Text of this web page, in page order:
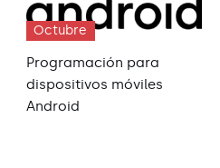
Octubre
Programación para
dispositivos móviles
Android